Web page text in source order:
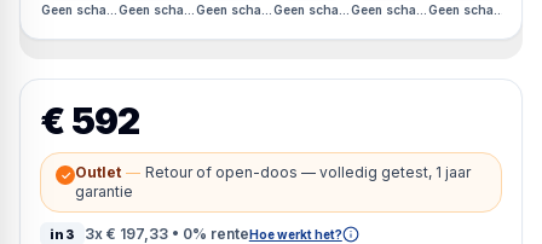
Geen schade, open doosGeen schade, open doosGeen schade, open doosGeen schade, open doos
Geen schade, open doos
Geen schade,
€ 592
✓ Outlet — Retour of open-doos — volledig getest, 1 jaar
garantie
in3 3x € 197,33• 0% renteHoe werkt het?